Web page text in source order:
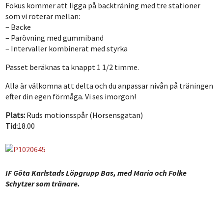
Fokus kommer att ligga på backträning med tre stationer
som vi roterar mellan:
– Backe
– Parövning med gummiband
– Intervaller kombinerat med styrka
Passet beräknas ta knappt 1 1/2 timme.
Alla är välkomna att delta och du anpassar nivån på träningen
efter din egen förmåga. Vi ses imorgon!
Plats: Ruds motionsspår (Horsensgatan)
Tid:18.00
IF Göta Karlstads Löpgrupp Bas, med Maria och Folke
Schytzer som tränare.